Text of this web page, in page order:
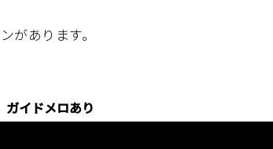
があります。
ガイドメロあり